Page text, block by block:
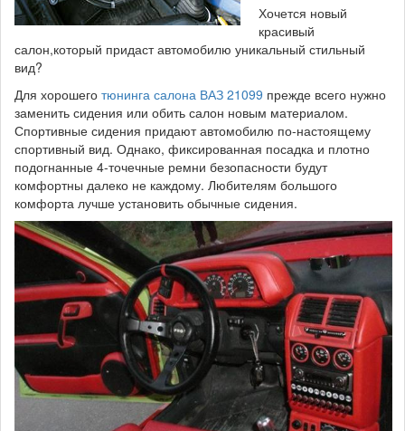
Хочется новый
красивый
салон,который придаст автомобилю уникальный стильный
вид?
Для хорошего тюнинга салона ВАЗ 21099 прежде всего нужно
заменить сидения или обить салон новым материалом.
Спортивные сидения придают автомобилю по-настоящему
спортивный вид. Однако, фиксированная посадка и плотно
подогнанные 4-точечные ремни безопасности будут
комфортны далеко не каждому. Любителям большого
комфорта лучше установить обычные сидения.